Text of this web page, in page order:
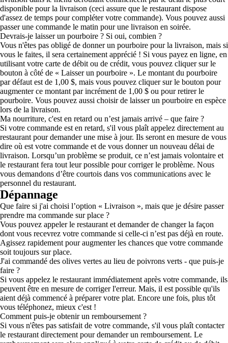
disponible pour la livraison (ceci assure que le restaurant dispose
d'assez de temps pour compléter votre commande). Vous pouvez aussi
passer une commande le matin pour une livraison en soirée.
Devrais-je laisser un pourboire ? Si oui, combien ?
Vous n'êtes pas obligé de donner un pourboire pour la livraison, mais si
vous le faites, il sera certainement apprécié ! Si vous payez en ligne, en
utilisant votre carte de débit ou de crédit, vous pouvez cliquer sur le
bouton à côté de « Laisser un pourboire ». Le montant du pourboire
par défaut est de 1,00 $, mais vous pouvez cliquer sur le bouton pour
augmenter ce montant par incrément de 1,00 $ ou pour retirer le
pourboire. Vous pouvez aussi choisir de laisser un pourboire en espèce
lors de la livraison.
Ma nourriture, c'est en retard ou n’est jamais arrivé – que faire ?
Si votre commande est en retard, s'il vous plaît appelez directement au
restaurant pour demander une mise à jour. Ils seront en mesure de vous
dire où est votre commande et de vous donner un nouveau délai de
livraison. Lorsqu’un problème se produit, ce n’est jamais volontaire et
le restaurant fera tout leur possible pour corriger le problème. Nous
vous demandons d’être courtois dans vos communications avec le
personnel du restaurant.
Dépannage
Que faire si j'ai choisi l’option « Livraison », mais que je désire passer
prendre ma commande sur place ?
Vous pouvez appeler le restaurant et demander de changer la façon
dont vous recevrez votre commande si celle-ci n’est pas déjà en route.
Agissez rapidement pour augmenter les chances que votre commande
soit toujours sur place.
J'ai commandé des olives vertes au lieu de poivrons verts - que puis-je
faire ?
Si vous appelez le restaurant immédiatement après votre commande, ils
peuvent être en mesure de corriger l'erreur. Mais, il est possible qu'ils
aient déjà commencé à préparer votre plat. Encore une fois, plus tôt
vous téléphonez, mieux c'est !
Comment puis-je obtenir un remboursement ?
Si vous n'êtes pas satisfait de votre commande, s'il vous plaît contacter
le restaurant directement pour demander un remboursement. Le